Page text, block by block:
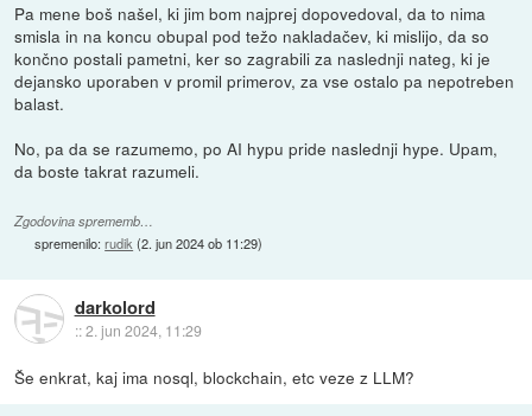
Pa mene boš našel, ki jim bom najprej dopovedoval, da to nima
smisla in na koncu obupal pod težo nakladačev, ki mislijo, da so
končno postali pametni, ker so zagrabili za naslednji nateg, ki je
dejansko uporaben v promil primerov, za vse ostalo pa nepotreben
balast.
No, pa da se razumemo, po AI hypu pride naslednji hype. Upam,
da boste takrat razumeli.
Zgodovina sprememb…
spremenilo:rudik (2. jun 2024 ob 11:29)
darkolord
::2. jun 2024, 11:29
Še enkrat, kaj ima nosql, blockchain, etc veze z LLM?